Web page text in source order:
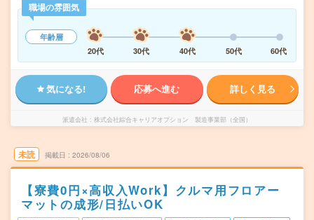
職場の雰囲気
年齢層
20代
30代 40代 50代 60代
気になる! 応募へ進む 詳しく見る
派遣会社 株式会社綜合キャリアオプション 製造事業部（全国）
未読 掲載日 2026/08/06
【寮費0円×高収入Work】クルマ用フロアー
マットの成形/日払いOK